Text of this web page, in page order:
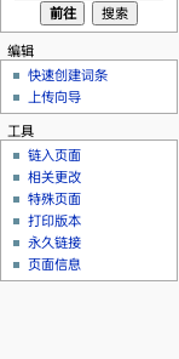
编辑
快速创建词条
上传向导
工具
链入页面
相关更改
特殊页面
打印版本
永久链接
页面信息